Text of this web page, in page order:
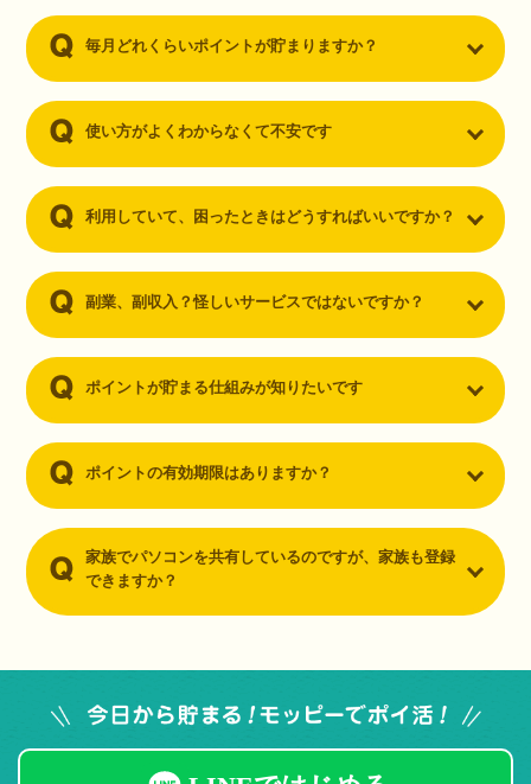
毎月どれくらいポイントが貯まりますか？
使い方がよくわからなくて不安です
利用していて、困ったときはどうすればいいですか？
副業、副収入？怪しいサービスではないですか？
ポイントが貯まる仕組みが知りたいです
ポイントの有効期限はありますか？
家族でパソコンを共有しているのですが、家族も登録
できますか？